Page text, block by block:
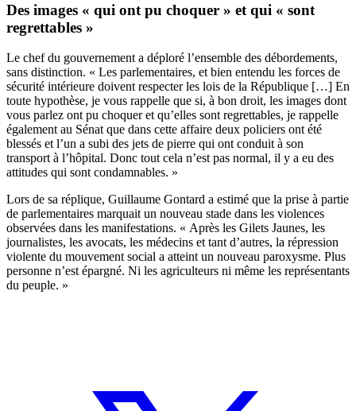
Des images « qui ont pu choquer » et qui « sont
regrettables »
Le chef du gouvernement a déploré l’ensemble des débordements,
sans distinction. « Les parlementaires, et bien entendu les forces de
sécurité intérieure doivent respecter les lois de la République […] En
toute hypothèse, je vous rappelle que si, à bon droit, les images dont
vous parlez ont pu choquer et qu’elles sont regrettables, je rappelle
également au Sénat que dans cette affaire deux policiers ont été
blessés et l’un a subi des jets de pierre qui ont conduit à son
transport à l’hôpital. Donc tout cela n’est pas normal, il y a eu des
attitudes qui sont condamnables. »
Lors de sa réplique, Guillaume Gontard a estimé que la prise à partie
de parlementaires marquait un nouveau stade dans les violences
observées dans les manifestations. « Après les Gilets Jaunes, les
journalistes, les avocats, les médecins et tant d’autres, la répression
violente du mouvement social a atteint un nouveau paroxysme. Plus
personne n’est épargné. Ni les agriculteurs ni même les représentants
du peuple. »